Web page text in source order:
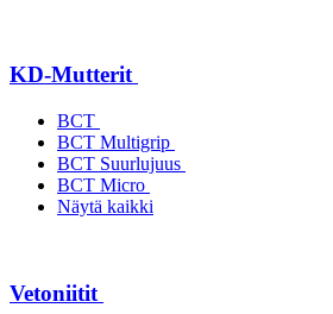
KD-Mutterit
BCT
BCT Multigrip
BCT Suurlujuus
BCT Micro
Näytä kaikki
Vetoniitit